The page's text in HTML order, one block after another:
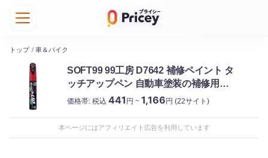
トップ / 車＆バイク
SOFT99 99工房 D7642 補修ペイント タ
ッチアップペン 自動車塗装の補修用
12ml R49 ミスティックレッドクリスタ
価格帯: 税込 441 円 ~ 1,166円 (22サイト)
本ページにはアフィリエイト広告を利用しています